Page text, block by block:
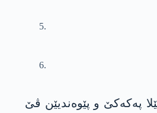
خوه‌ مژاره‌ك ده‌ربارێ شه‌هید كرنا ڤان 6 پێشمه‌رگه‌هان ژ هێلا په‌كه‌كێ و پێوه‌ندیێن ڤێ